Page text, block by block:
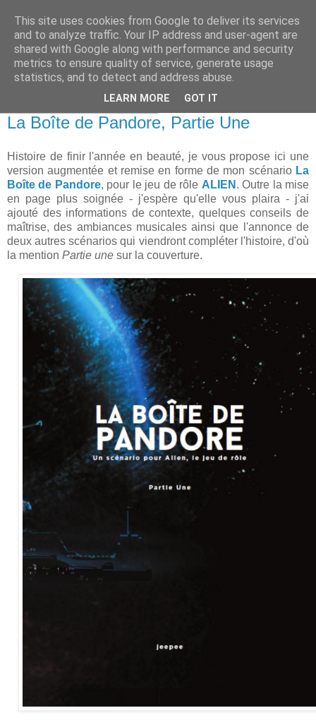
La Boîte de Pandore, Partie Une
Histoire de finir l'année en beauté, je vous propose ici une
version augmentée et remise en forme de mon scénario La
Boîte de Pandore, pour le jeu de rôle ALIEN . Outre la mise
en page plus soignée - j'espère qu'elle vous plaira - j'ai
ajouté des informations de contexte, quelques conseils de
maîtrise, des ambiances musicales ainsi que l'annonce de
deux autres scénarios qui viendront compléter l'histoire, d'où
la mention Partie une sur la couverture.
This site uses cookies from Google to deliver its services
and to analyze traffic. Your IP address and user-agent are
shared with Google along with performance and security
metrics to ensure quality of service, generate usage
statistics, and to detect and address abuse.
LEARN MORE GOT IT